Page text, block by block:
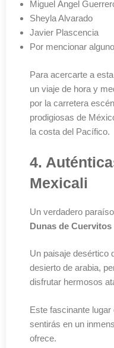
Miguel Ángel
Sheyla Alvarado
Javier Plascencia
Por mencionar
Para acercarte a
un viaje de hora y
por la carretera
prodigiosas de
la costa del Pacífico.
4.
Mexicali
Un verdadero
Dunas de Cuervitos
Un paisaje desértico
desierto de arabia,
disfrutar hermosos
Este fascinante
sentirás en un
ofrece.